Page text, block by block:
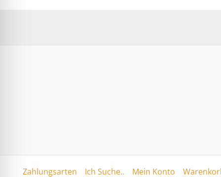
Zahlungsarten Ich Suche.. Mein Konto